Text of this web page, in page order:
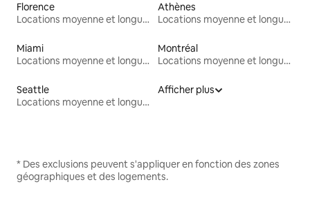
Florence
Locations moyenne et longue durée
Athènes
Locations moyenne et longue durée
Miami
Locations moyenne et longue durée
Montréal
Locations moyenne et longue durée
Seattle
Locations moyenne et longue durée
Afficher plus
* Des exclusions peuvent s'appliquer en fonction des zones
géographiques et des logements.